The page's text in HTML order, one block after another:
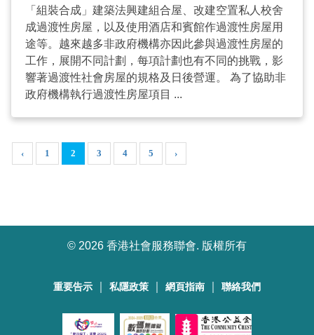
「組裝合成」建築法興建組合屋、改建空置私人校舍
成過渡性房屋，以及使用酒店和賓館作過渡性房屋用
途等。越來越多非政府機構亦因此參與過渡性房屋的
工作，展開不同計劃，每項計劃也有不同的挑戰，影
響著過渡性社會房屋的規格及日後營運。 為了協助非
政府機構執行過渡性房屋項目 ...
‹ 1 2 3 4 5 ›
© 2026 香港社會服務聯會. 版權所有
重要告示 私隱政策 網頁指南 聯絡我們